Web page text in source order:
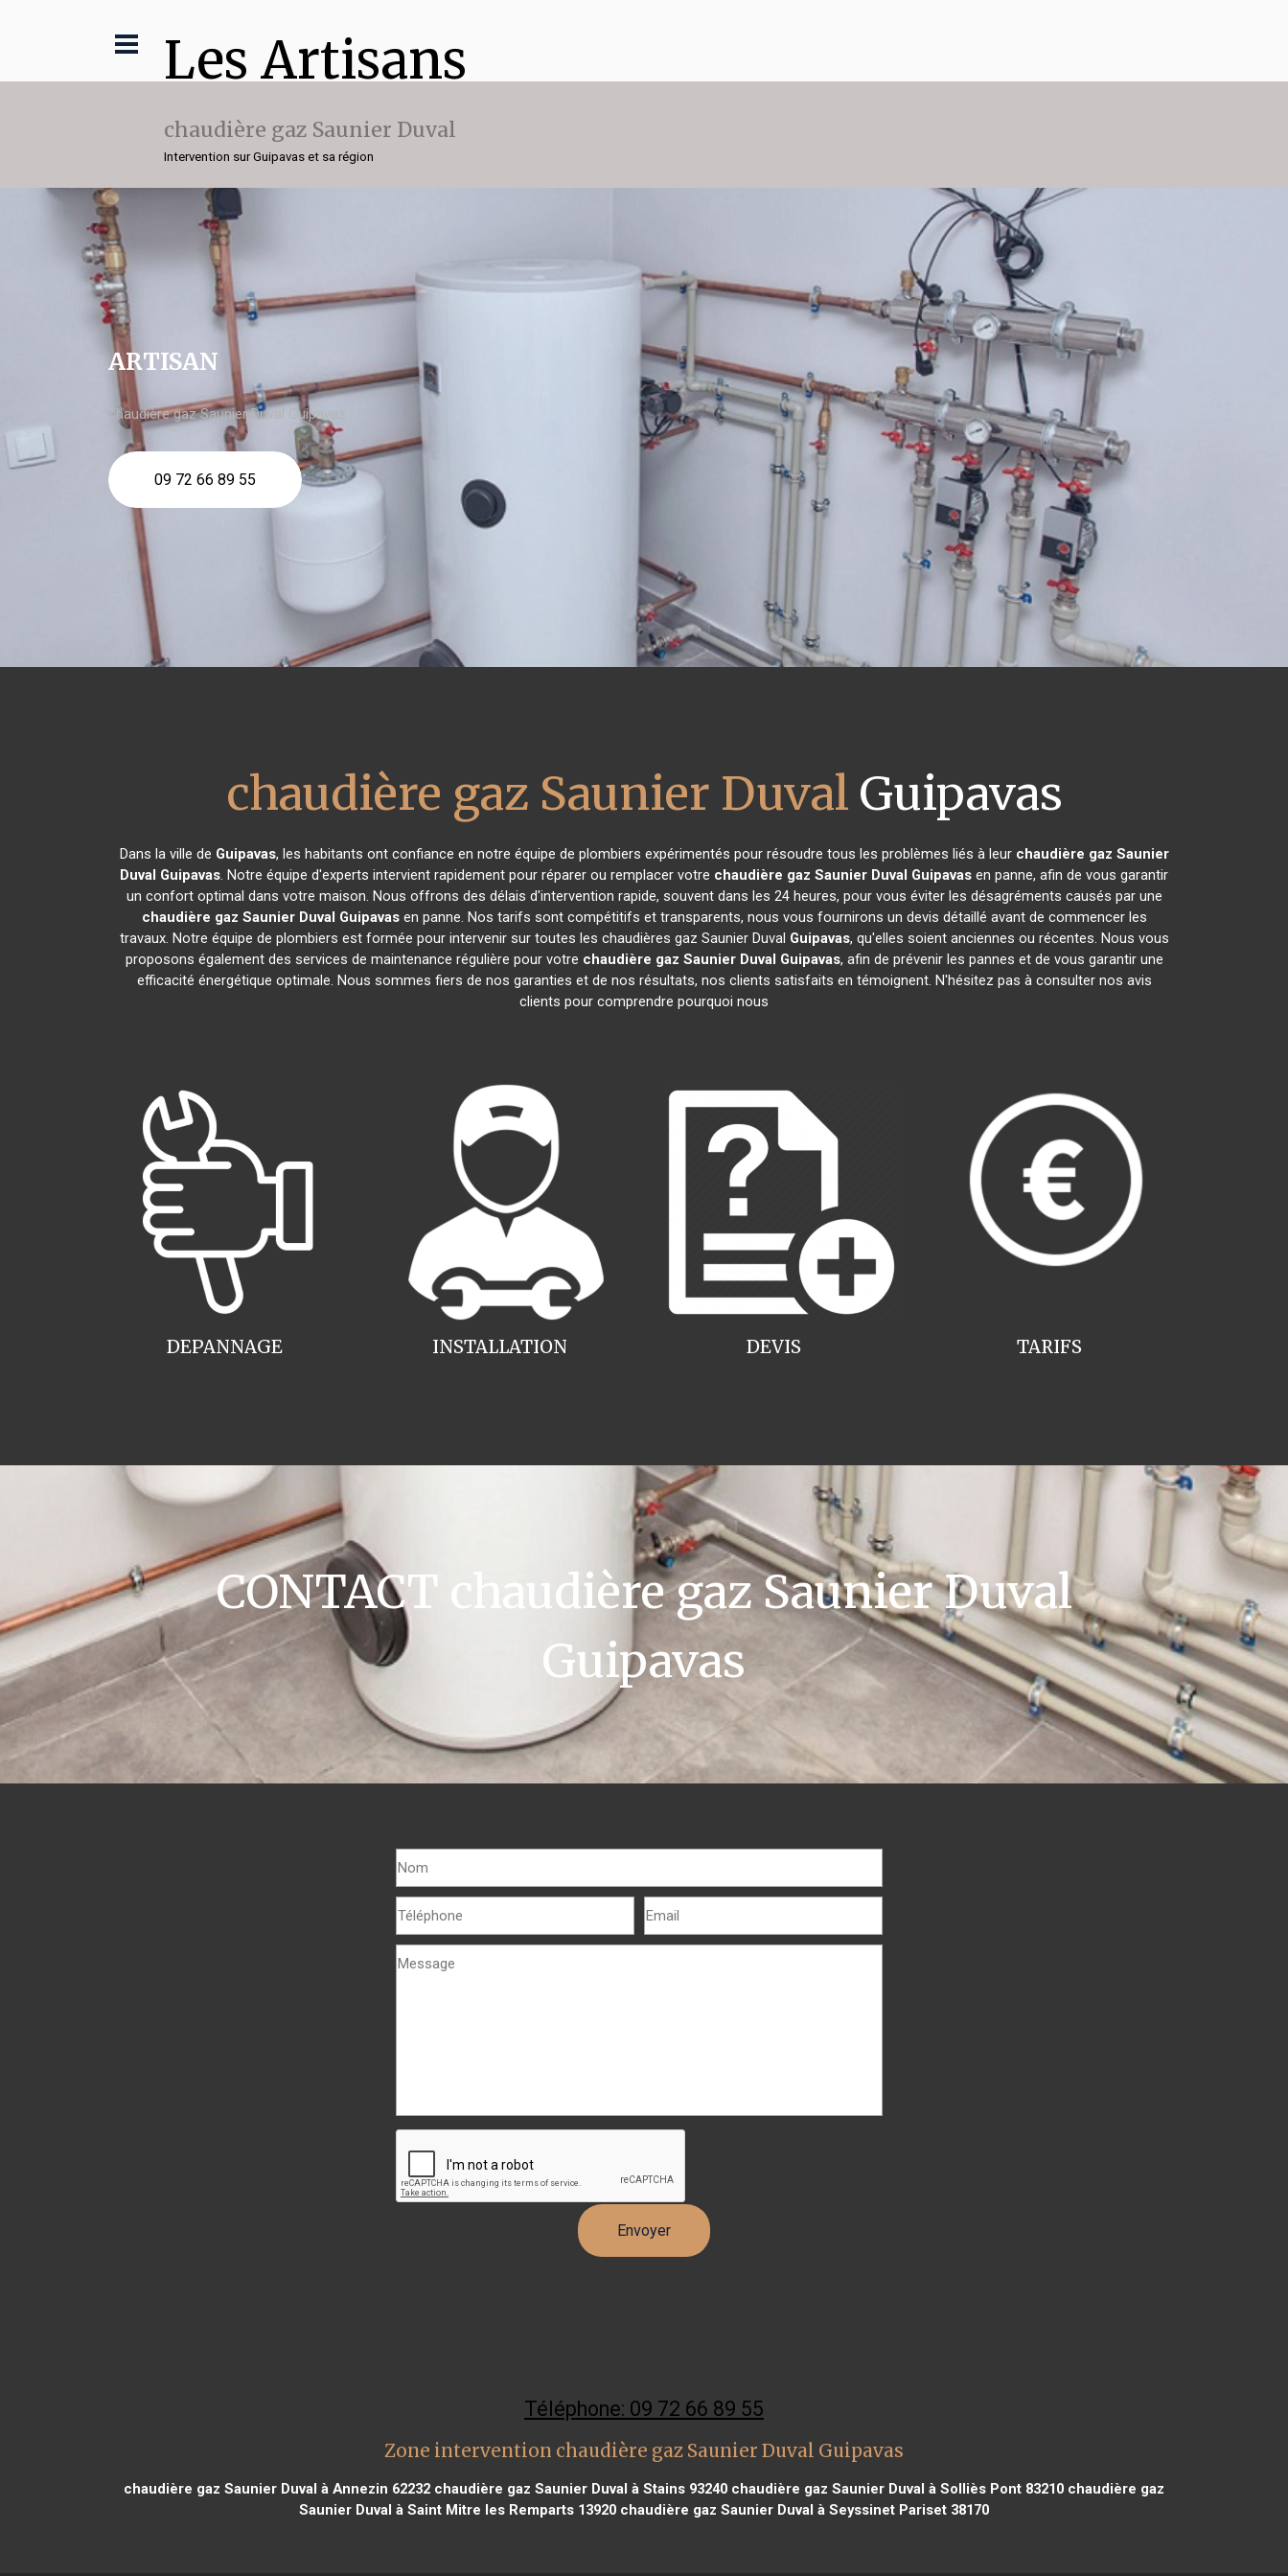
Les Artisans
chaudière gaz Saunier Duval
Intervention sur Guipavas et sa région
ARTISAN
chaudière gaz Saunier Duval Guipavas
09 72 66 89 55
chaudière gaz Saunier Duval Guipavas
Dans la ville de Guipavas, les habitants ont confiance en notre équipe de plombiers expérimentés pour résoudre tous les problèmes liés à leur chaudière gaz Saunier
Duval Guipavas. Notre équipe d'experts intervient rapidement pour réparer ou remplacer votre chaudière gaz Saunier Duval Guipavas en panne, afin de vous garantir
un confort optimal dans votre maison. Nous offrons des délais d'intervention rapide, souvent dans les 24 heures, pour vous éviter les désagréments causés par une
chaudière gaz Saunier Duval Guipavasen panne. Nos tarifs sont compétitifs et transparents, nous vous fournirons un devis détaillé avant de commencer les
travaux. Notre équipe de plombiers est formée pour intervenir sur toutes les chaudières gaz Saunier Duval Guipavas, qu'elles soient anciennes ou récentes. Nous vous
proposons également des services de maintenance régulière pour votre chaudière gaz Saunier Duval Guipavas, afin de prévenir les pannes et de vous garantir une
efficacité énergétique optimale. Nous sommes fiers de nos garanties et de nos résultats, nos clients satisfaits en témoignent. N'hésitez pas à consulter nos avis
clients pour comprendre pourquoi nous
INSTALLATION
DEPANNAGE TARIFS
DEVIS
CONTACT chaudière gaz Saunier Duval
Guipavas
Téléphone: 09 72 66 89 55
Zone intervention chaudière gaz Saunier Duval Guipavas
chaudière gaz Saunier Duval à Annezin 62232 chaudière gaz Saunier Duval à Stains 93240 chaudière gaz Saunier Duval à Solliès Pont 83210 chaudière gaz
Saunier Duval à Saint Mitre les Remparts 13920 chaudière gaz Saunier Duval à Seyssinet Pariset 38170